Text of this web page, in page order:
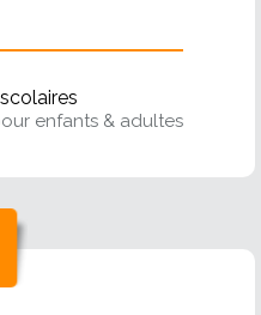
enfants & adultes